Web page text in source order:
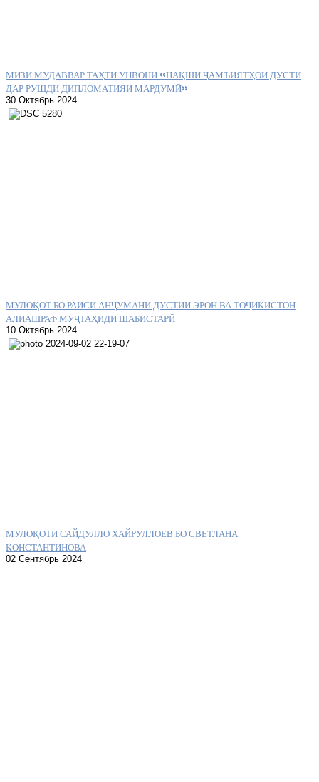
МИЗИ МУДАВВАР ТАҲТИ УНВОНИ «НАҚШИ ҶАМЪИЯТҲОИ ДӮСТӢ
ДАР РУШДИ ДИПЛОМАТИЯИ МАРДУМӢ»
30 Октябрь 2024
МУЛОҚОТ БО РАИСИ АНҶУМАНИ ДӮСТИИ ЭРОН ВА ТОҶИКИСТОН
АЛИАШРАФ МУҶТАҲИДИ ШАБИСТАРӢ
10 Октябрь 2024
МУЛОҚОТИ САЙДУЛЛО ХАЙРУЛЛОЕВ БО СВЕТЛАНА
КОНСТАНТИНОВА
02 Сентябрь 2024